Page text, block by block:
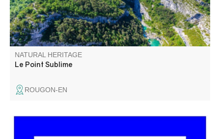
NATURAL HERITAGE
Le Point Sublime
ROUGON-EN
Imbut vient de l’occitan et veut dire « entonnoir ». Du